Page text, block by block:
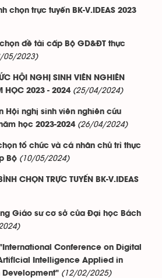
chọn trực tuyến BK-V.IDEAS 2023
đề tài cấp Bộ GD&ĐT thực
05/2023)
HỘI NGHỊ SINH VIÊN NGHIÊN
HỌC 2023 - 2024 (25/04/2024)
Hội nghị sinh viên nghiên cứu
học 2023-2024 (26/04/2024)
tổ chức và cá nhân chủ trì thực
Bộ (10/05/2024)
CHỌN TRỰC TUYẾN BK-V.IDEAS
Giáo sư cơ sở của Đại học Bách
Conference on Digital
Intelligence Applied in
Development" (12/02/2025)